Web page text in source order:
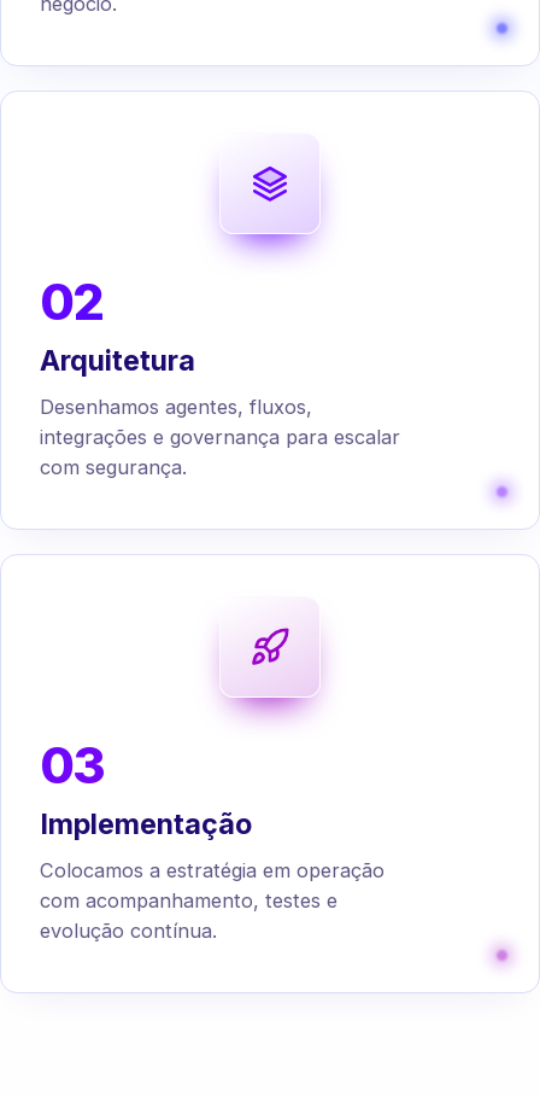
02
Arquitetura
Desenhamos agentes, fluxos,
integrações e governança para escalar
com segurança.
03
Implementação
Colocamos a estratégia em operação
com acompanhamento, testes e
evolução contínua.